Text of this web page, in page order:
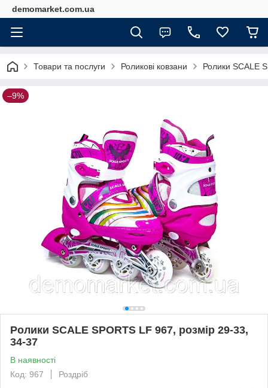
demomarket.com.ua
Товари та послуги Роликові ковзани Ролики SCALE
–9%
Ролики SCALE SPORTS LF 967, розмір 29-33,
34-37
В наявності
Код: 967
Роздріб